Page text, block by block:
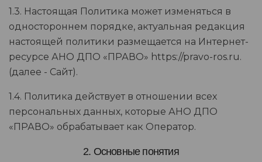
1.3. Настоящая Политика может изменяться в
одностороннем порядке, актуальная редакция
настоящей политики размещается на Интернет-
ресурсе АНО ДПО «ПРАВО» https://pravo-ros.ru.
(далее - Сайт).
1.4. Политика действует в отношении всех
персональных данных, которые АНО ДПО
«ПРАВО» обрабатывает как Оператор.
2. Основные понятия